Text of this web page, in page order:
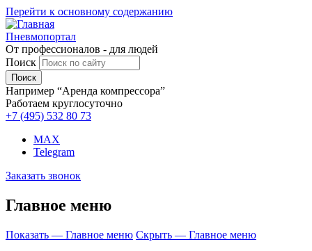
Перейти к основному содержанию
Пневмопортал
От профессионалов - для людей
Поиск
Например “Аренда компрессора”
Работаем круглосуточно
+7 (495) 532 80 73
MAX
Telegram
Заказать звонок
Главное меню
Показать — Главное меню Скрыть — Главное меню